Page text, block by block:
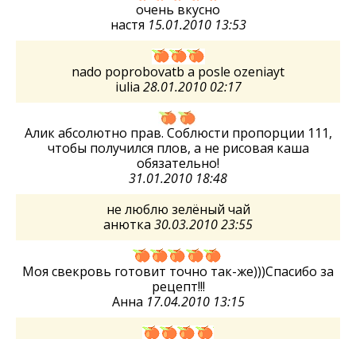
очень вкусно
настя 15.01.2010 13:53
nado poprobovatb a posle ozeniayt
iulia 28.01.2010 02:17
Алик абсолютно прав. Соблюсти пропорции 111,
чтобы получился плов, а не рисовая каша
обязательно!
31.01.2010 18:48
не люблю зелёный чай
анютка 30.03.2010 23:55
Моя свекровь готовит точно так-же)))Спасибо за
рецепт!!!
Анна 17.04.2010 13:15